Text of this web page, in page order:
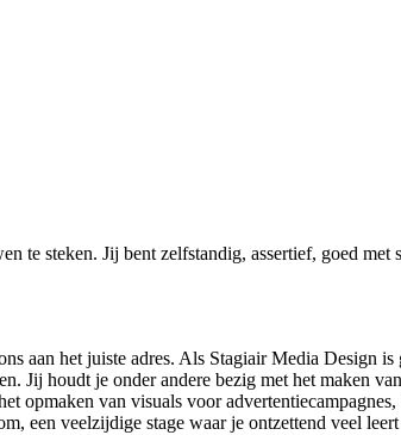
te steken. Jij bent zelfstandig, assertief, goed
aan het juiste adres. Als Stagiair Media Design
Jij houdt je onder andere bezig met het maken
opmaken van visuals voor
een veelzijdige stage waar je ontzettend veel